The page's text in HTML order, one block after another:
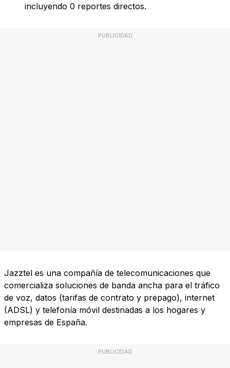
incluyendo 0 reportes directos.
PUBLICIDAD
Jazztel es una compañía de telecomunicaciones que
comercializa soluciones de banda ancha para el tráfico
de voz, datos (tarifas de contrato y prepago), internet
(ADSL) y telefonía móvil destinadas a los hogares y
empresas de España.
PUBLICIDAD